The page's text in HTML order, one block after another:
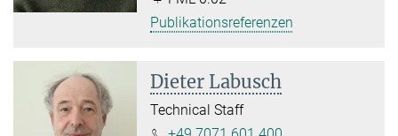
Publikationsreferenzen
Dieter Labusch
Technical Staff